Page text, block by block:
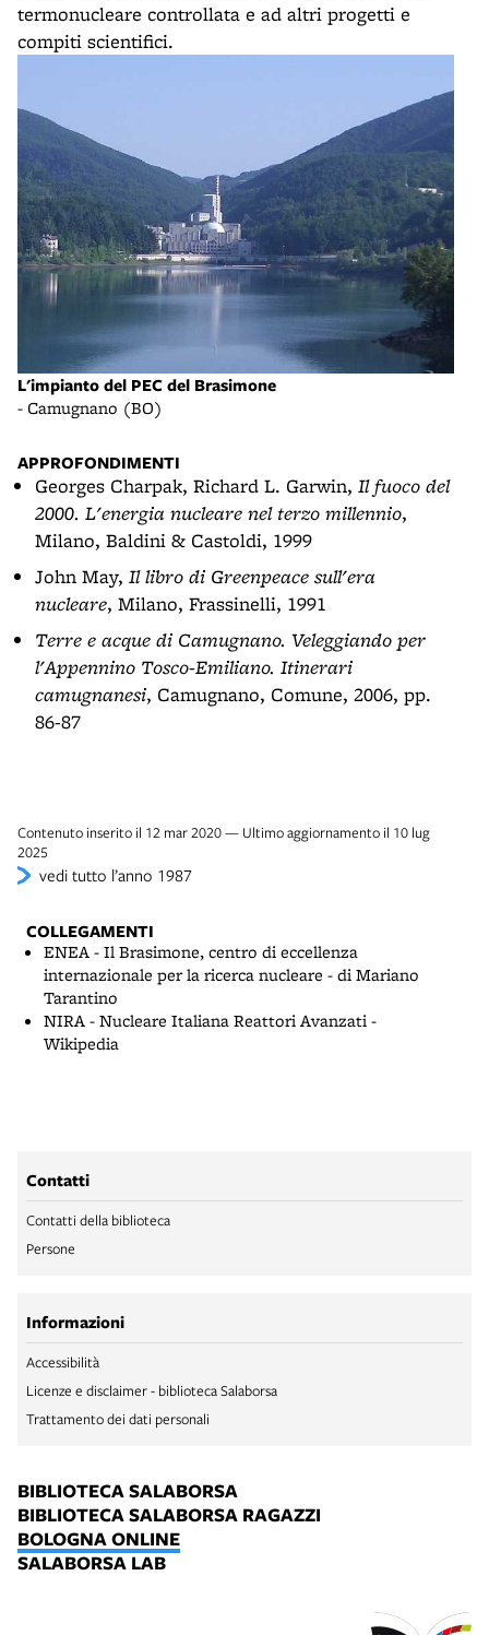
termonucleare controllata e ad altri progetti e
compiti scientifici.
L'impianto del PEC del Brasimone
- Camugnano (BO)
APPROFONDIMENTI
Georges Charpak, Richard L. Garwin, Il fuoco del
2000. L'energia nucleare nel terzo millennio,
Milano, Baldini & Castoldi, 1999
John May, Il libro di Greenpeace sull'era
nucleare, Milano, Frassinelli, 1991
Terre e acque di Camugnano. Veleggiando per
l'Appennino Tosco-Emiliano. Itinerari
camugnanesi, Camugnano, Comune, 2006, pp.
86-87
Contenuto inserito il 12 mar 2020 — Ultimo aggiornamento il 10 lug
2025
vedi tutto l’anno 1987
COLLEGAMENTI
ENEA - Il Brasimone, centro di eccellenza
internazionale per la ricerca nucleare - di Mariano
Tarantino
NIRA - Nucleare Italiana Reattori Avanzati -
Wikipedia
Contatti
Contatti della biblioteca
Persone
Informazioni
Accessibilità
Licenze e disclaimer - biblioteca Salaborsa
Trattamento dei dati personali
BIBLIOTECA SALABORSA
BIBLIOTECA SALABORSA RAGAZZI
BOLOGNA ONLINE
SALABORSA LAB